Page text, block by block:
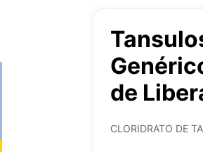
de
CLORIDRATO DE